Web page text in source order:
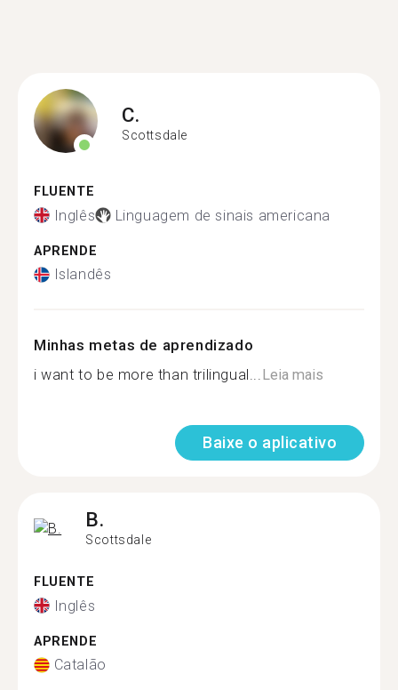
C.
Scottsdale
FLUENTE
Inglês Linguagem de sinais americana
APRENDE
Islandês
Minhas metas de aprendizado
i want to be more than trilingual...Leia mais
Baixe o aplicativo
B.
Scottsdale
FLUENTE
Inglês
APRENDE
Catalão